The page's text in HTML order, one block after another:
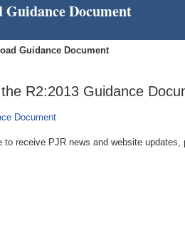
Guidance Document
Guidance Document
R2:2013 Guidance
Document
to receive PJR news and website